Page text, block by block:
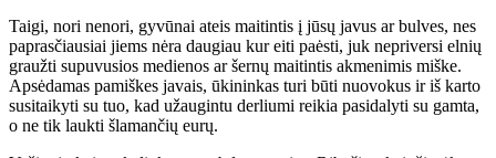
Tai­gi, no­ri ne­no­ri, gy­vū­nai at­eis mai­tin­tis į jū­sų ja­vus ar bul­ves, nes
pa­pras­čiau­siai jiems nė­ra dau­giau kur ei­ti pa­ės­ti, juk ne­pri­ver­si el­nių
grauž­ti su­pu­vu­sios me­die­nos ar šer­nų mai­tin­tis ak­me­ni­mis miš­ke.
Ap­sė­da­mas pa­miš­kes ja­vais, ūki­nin­kas tu­ri bū­ti nuo­vo­kus ir iš kar­to
su­si­tai­ky­ti su tuo, kad už­au­gin­tu der­liu­mi rei­kia pa­si­da­ly­ti su gam­ta,
o ne tik lauk­ti šla­man­čių eu­rų.